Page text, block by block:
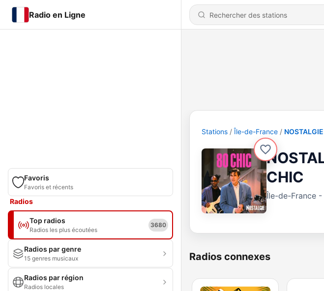
Radio en Ligne
Favoris
Favoris et récents
Radios
Top radios
Radios les plus écoutées
3680
Radios par genre
15 genres musicaux
Radios par région
Radios locales
Stations Île-de-France
CHIC
Île-de-France -
Radios connexes